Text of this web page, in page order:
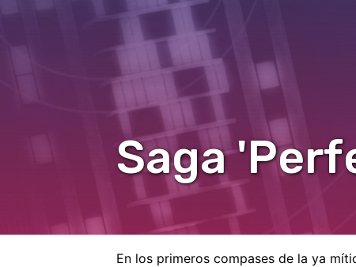
Saga
En los primeros compases de la ya